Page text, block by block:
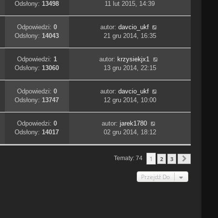
Odsłony:13498 11 lut 2015, 14:39
Odpowiedzi: 0
Odsłony:14043
autor: davcio_ukf
21 gru 2014, 16:35
Odpowiedzi: 1
Odsłony:13060
autor: krzysiekjx1
13 gru 2014, 22:15
Odpowiedzi: 0
Odsłony:13747
autor: davcio_ukf
12 gru 2014, 10:00
Odpowiedzi: 0
Odsłony:14017
autor: jarek1780
02 gru 2014, 18:12
Tematy: 74 1 2 3
Przejdź Do